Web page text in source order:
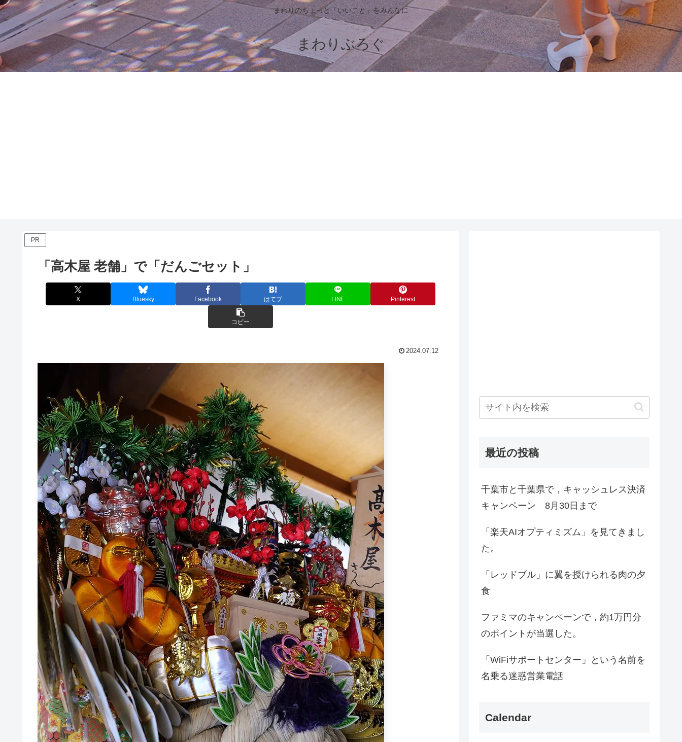
まわりのちょっと「いいこと」をみんなに
まわりぶろぐ
PR
「高木屋 老舗」で「だんごセット」
X Bluesky Facebook はてブ LINE Pinterest
コピー
2024.07.12
最近の投稿
千葉市と千葉県で，キャッシュレス決済
キャンペーン 8月30日まで
「楽天AIオプティミズム」を見てきまし
た。
「レッドブル」に翼を授けられる肉の夕
食
ファミマのキャンペーンで，約1万円分
のポイントが当選した。
「WiFiサポートセンター」という名前を
名乗る迷惑営業電話
Calendar